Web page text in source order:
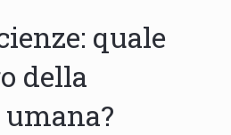
quale
della